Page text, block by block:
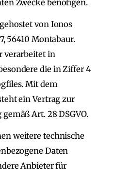
Zwecke benötigen.
von Ionos
56410 Montabaur.
verarbeitet in
die in Ziffer 4
Mit dem
ein Vertrag zur
Art. 28 DSGVO.
weitere technische
Daten
Anbieter für